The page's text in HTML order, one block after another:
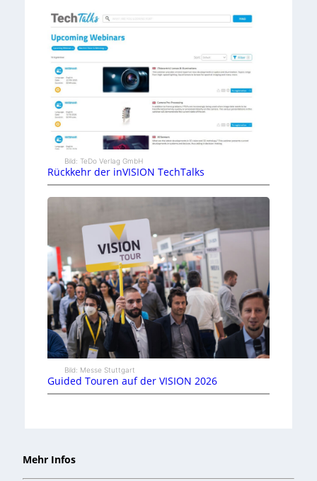
Bild: TeDo Verlag GmbH
Rückkehr der inVISION TechTalks
Bild: Messe Stuttgart
Guided Touren auf der VISION 2026
Mehr Infos